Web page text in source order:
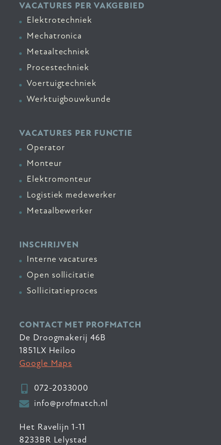
VACATURES PER VAKGEBIED
Elektrotechniek
Mechatronica
Metaaltechniek
Procestechniek
Voertuigtechniek
Werktuigbouwkunde
VACATURES PER FUNCTIE
Operator
Monteur
Elektromonteur
Logistiek medewerker
Metaalbewerker
INSCHRIJVEN
Interne vacatures
Open sollicitatie
Sollicitatieproces
CONTACT MET PROFMATCH
De Droogmakerij 46B
1851LX Heiloo
Google Maps
072-2033000
info@profmatch.nl
Het Ravelijn 1-11
8233BR Lelystad